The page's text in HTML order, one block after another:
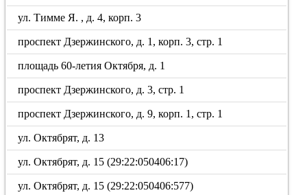
ул. Тимме Я. , д. 4, корп. 3
проспект Дзержинского, д. 1, корп. 3, стр. 1
площадь 60-летия Октября, д. 1
проспект Дзержинского, д. 3, стр. 1
проспект Дзержинского, д. 9, корп. 1, стр. 1
ул. Октябрят, д. 13
ул. Октябрят, д. 15 (29:22:050406:17)
ул. Октябрят, д. 15 (29:22:050406:577)